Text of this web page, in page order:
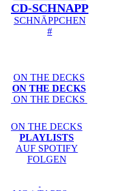
CD-SCHNAPP
SCHNÄPPCHEN
#
ON THE DECKS
ON THE DECKS
ON THE DECKS
ON THE DECKS
PLAYLISTS
AUF SPOTIFY
FOLGEN